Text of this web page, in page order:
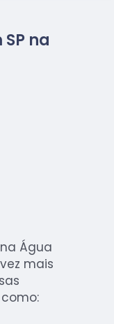
na
Água
mais